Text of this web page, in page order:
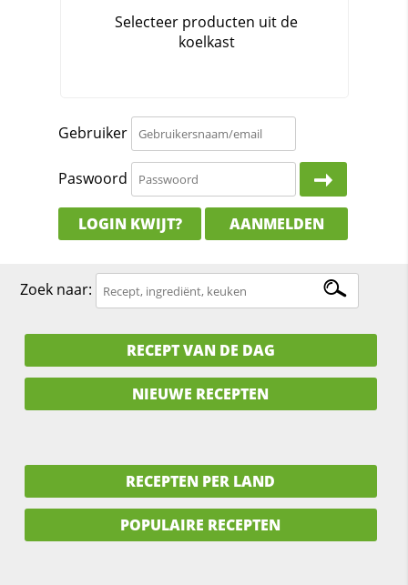
Gebruiker
Paswoord
LOGIN KWIJT? AANMELDEN
Zoek naar:
RECEPT VAN DE DAG
NIEUWE RECEPTEN
RECEPTEN PER LAND
POPULAIRE RECEPTEN